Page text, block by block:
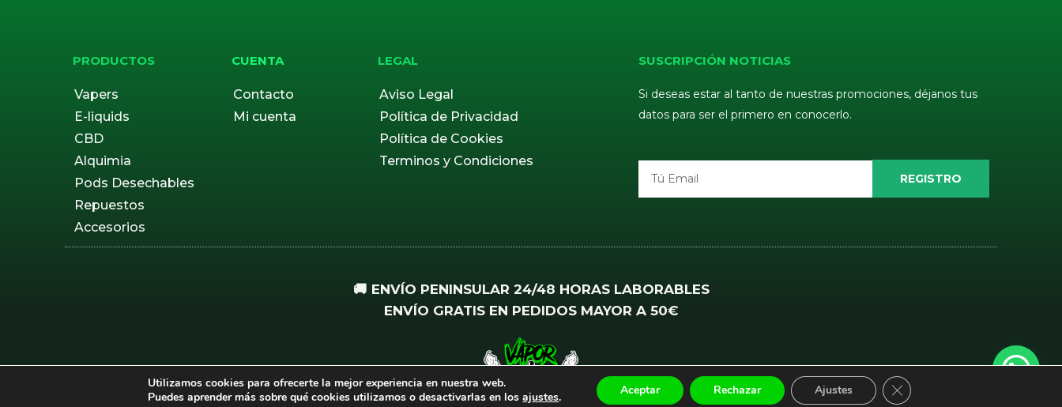
PRODUCTOS
Vapers
E-liquids
CBD
Alquimia
Pods Desechables
Repuestos
Accesorios
CUENTA
Contacto
Mi cuenta
LEGAL
Aviso Legal
Política de Privacidad
Política de Cookies
Terminos y Condiciones
SUSCRIPCIÓN NOTICIAS
Si deseas estar al tanto de nuestras promociones, déjanos tus
datos para ser el primero en conocerlo.
REGISTRO
🚚 ENVÍO PENINSULAR 24/48 HORAS LABORABLES
ENVÍO GRATIS EN PEDIDOS MAYOR A 50€
Utilizamos cookies para ofrecerte la mejor experiencia en nuestra web.
Puedes aprender más sobre qué cookies utilizamos o desactivarlas en losajustes. Aceptar Rechazar Ajustes CERRAR EL BANNER DE